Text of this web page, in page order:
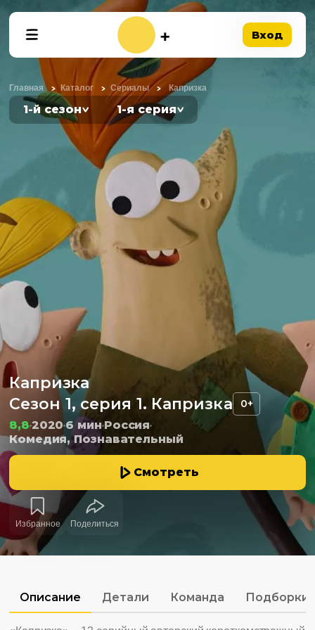
Вход
Главная Каталог Сериалы Капризка
1-й сезон 1-я серия
Капризка
Сезон 1, серия 1. Капризка
0+
8,820206 мин Россия
Комедия, Познавательный
Смотреть
Избранное Поделиться
Описание Детали Команда Подборки